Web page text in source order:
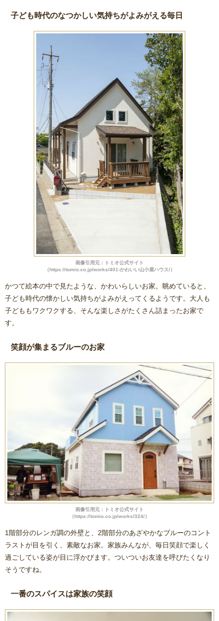
子ども時代のなつかしい気持ちがよみがえる毎日
画像引用元：トミオ公式サイト
（https://tomio.co.jp/works/401-かわいい山小屋ハウス/）
かつて絵本の中で見たような、かわいらしいお家。眺めていると、
子ども時代の懐かしい気持ちがよみがえってくるようです。大人も
子どももワクワクする、そんな楽しさがたくさん詰まったお家で
す。
笑顔が集まるブルーのお家
画像引用元：トミオ公式サイト
（https://tomio.co.jp/works/324/）
1階部分のレンガ調の外壁と、2階部分のあざやかなブルーのコント
ラストが目を引く、素敵なお家。家族みんなが、毎日笑顔で楽しく
過ごしている姿が目に浮かびます。ついついお友達を呼びたくなり
そうですね。
一番のスパイスは家族の笑顔